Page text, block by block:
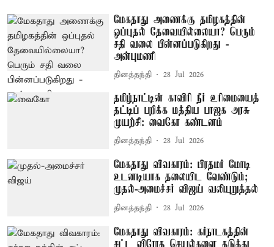
மேகதாது அணைக்கு தமிழகத்தின்
ஒப்புதல் தேவையில்லையா? பெரும்
சதி வலை பின்னப்படுகிறது -
அன்புமணி
தினத்தந்தி 28 Jul 2026
தமிழ்நாட்டின் காவிரி நீர் உரிமையைத்
தட்டிப் பறிக்க மத்திய பாஜக அரசு
முயற்சி: வைகோ கண்டனம்
தினத்தந்தி 28 Jul 2026
மேகதாது விவகாரம்: பிரதமர் மோடி
உடனடியாக தலையிட வேண்டும்;
முதல்-அமைச்சர் விஜய் வலியுறுத்தல்
தினத்தந்தி 28 Jul 2026
மேகதாது விவகாரம்: கர்நாடகத்தின்
சட்ட விரோத செயல்களை தடுத்து